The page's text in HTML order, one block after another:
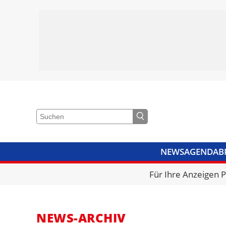
NEWSAGENDA
VIDEOSBIBLIOTHEK
Für Ihre Anzeigen
NEWS-ARCHIV